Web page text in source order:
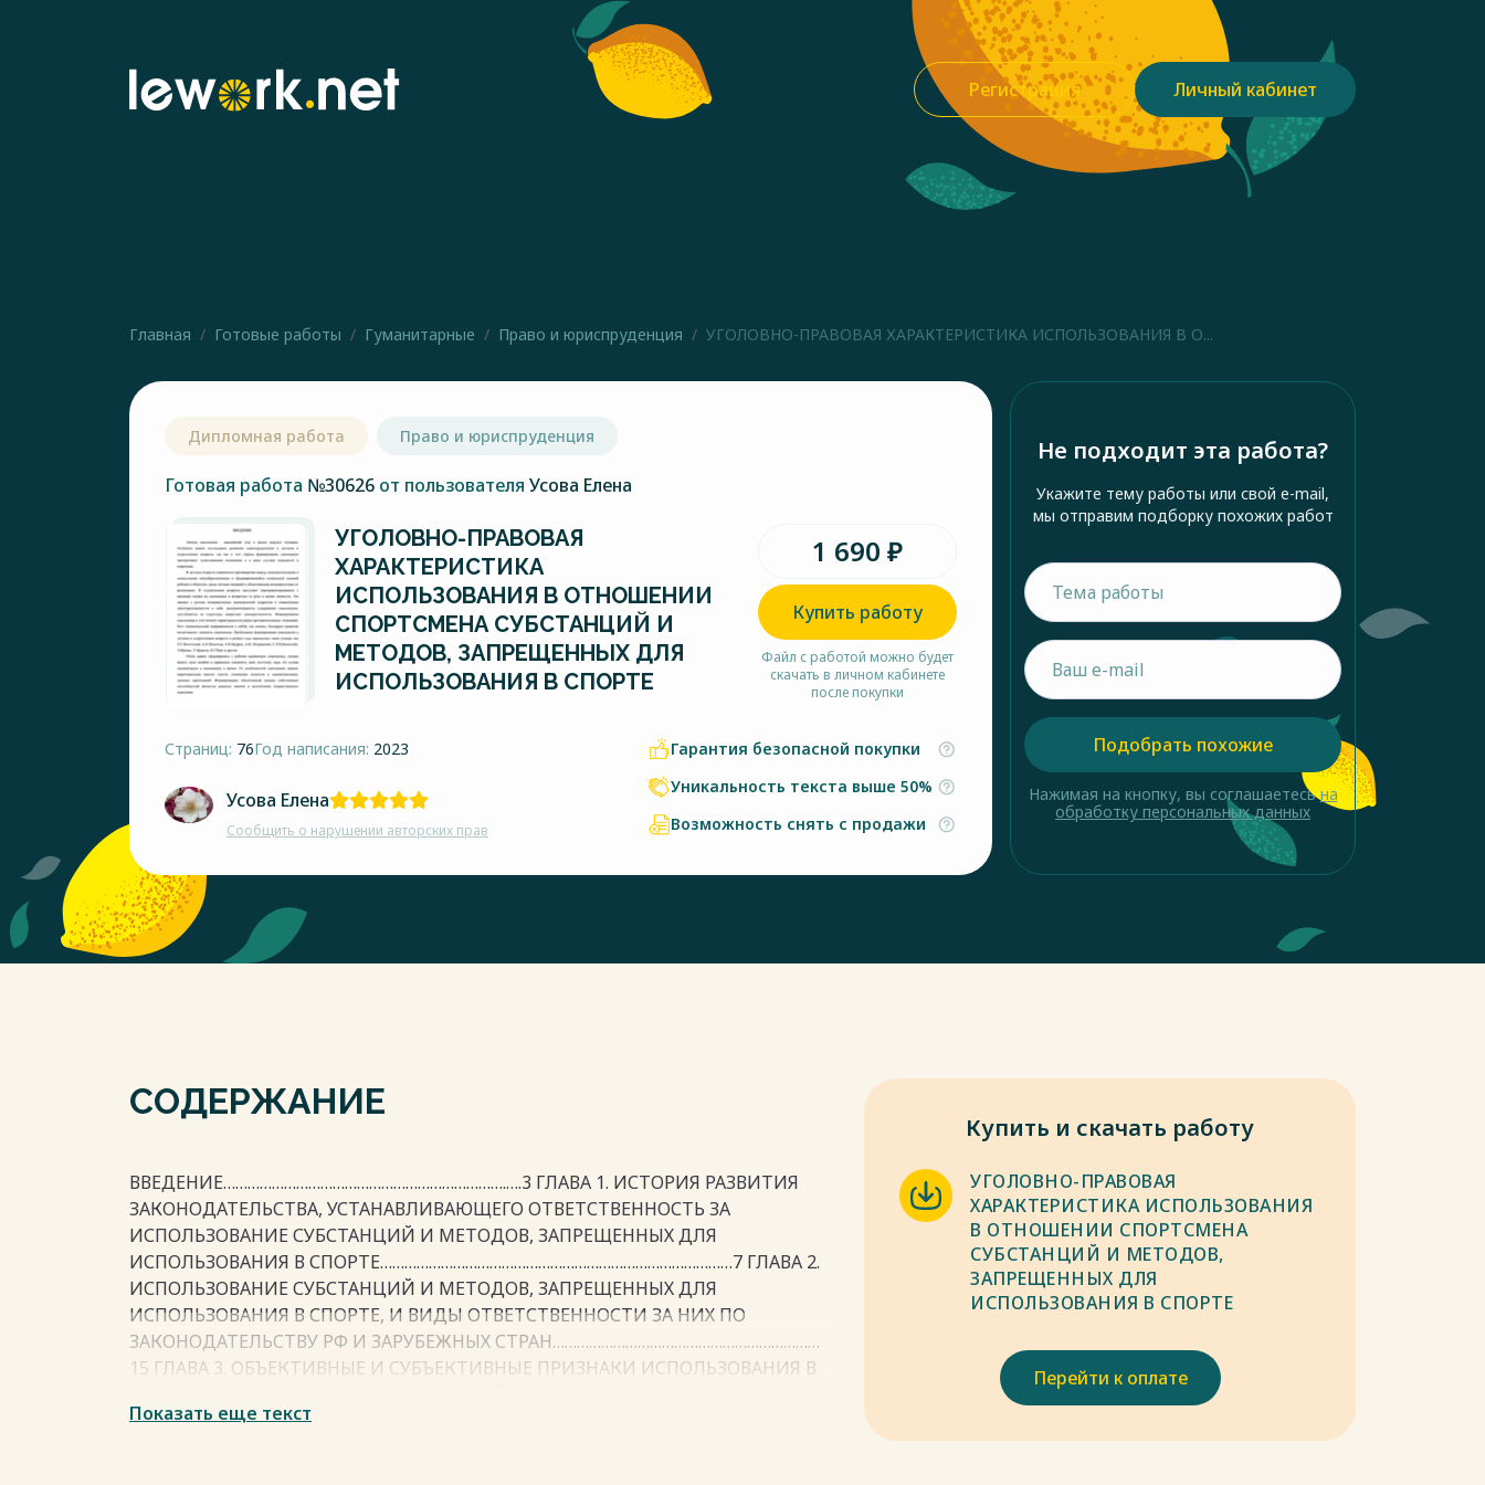
Регистрация Личный кабинет
Главная Готовые работы Гуманитарные Право и юриспруденция УГОЛОВНО-ПРАВОВАЯ ХАРАКТЕРИСТИКА ИСПОЛЬЗОВАНИЯ В О...
Дипломная работа Право и юриспруденция
Готовая работа №30626 от пользователя Усова Елена
УГОЛОВНО-ПРАВОВАЯ
ХАРАКТЕРИСТИКА
ИСПОЛЬЗОВАНИЯ В ОТНОШЕНИИ
СПОРТСМЕНА СУБСТАНЦИЙ И
МЕТОДОВ, ЗАПРЕЩЕННЫХ ДЛЯ
ИСПОЛЬЗОВАНИЯ В СПОРТЕ
1 690 ₽
Купить работу
Файл с работой можно будет
скачать в личном кабинете
после покупки
Страниц: 76Год написания: 2023
Усова Елена
Сообщить о нарушении авторских прав
Гарантия безопасной покупки
Уникальность текста выше 50%
Возможность снять с продажи
Не подходит эта работа?
Укажите тему работы или свой e-mail,
мы отправим подборку похожих работ
Подобрать похожие
Нажимая на кнопку, вы соглашаетесьна
обработку персональных данных
СОДЕРЖАНИЕ
ВВЕДЕНИЕ…………………………………………………………….….3 ГЛАВА 1. ИСТОРИЯ РАЗВИТИЯ
ЗАКОНОДАТЕЛЬСТВА, УСТАНАВЛИВАЮЩЕГО ОТВЕТСТВЕННОСТЬ ЗА
ИСПОЛЬЗОВАНИЕ СУБСТАНЦИЙ И МЕТОДОВ, ЗАПРЕЩЕННЫХ ДЛЯ
ИСПОЛЬЗОВАНИЯ В СПОРТЕ……………………………………………………………………………7 ГЛАВА 2.
ИСПОЛЬЗОВАНИЕ СУБСТАНЦИЙ И МЕТОДОВ, ЗАПРЕЩЕННЫХ ДЛЯ
ИСПОЛЬЗОВАНИЯ В СПОРТЕ, И ВИДЫ ОТВЕТСТВЕННОСТИ ЗА НИХ ПО
ЗАКОНОДАТЕЛЬСТВУ РФ И ЗАРУБЕЖНЫХ СТРАН…………………………………………………………
15 ГЛАВА 3. ОБЪЕКТИВНЫЕ И СУБЪЕКТИВНЫЕ ПРИЗНАКИ ИСПОЛЬЗОВАНИЯ В
ИСПОЛЬЗОВАНИЯ В СПОРТЕ 3.1 Объект
Показать еще текст
Купить и скачать работу
УГОЛОВНО-ПРАВОВАЯ
ХАРАКТЕРИСТИКА ИСПОЛЬЗОВАНИЯ
В ОТНОШЕНИИ СПОРТСМЕНА
СУБСТАНЦИЙ И МЕТОДОВ,
ЗАПРЕЩЕННЫХ ДЛЯ
ИСПОЛЬЗОВАНИЯ В СПОРТЕ
Перейти к оплате